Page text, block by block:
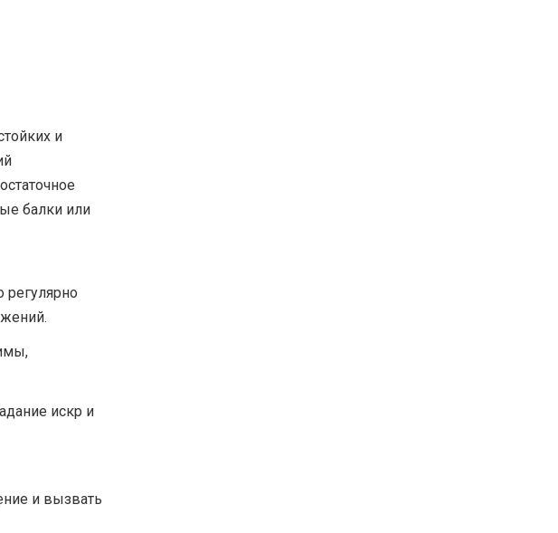
и
балки или
регулярно
искр и
и вызвать